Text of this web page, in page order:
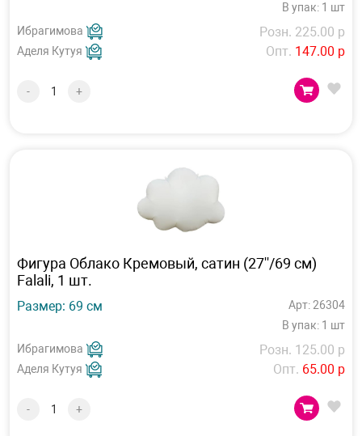
В упак: 1 шт
Ибрагимова
Аделя Кутуя
Розн. 225.00 р
Опт. 147.00 р
- +
Фигура Облако Кремовый, сатин (27''/69 см)
Falali, 1 шт.
Размер: 69 см
Арт: 26304
В упак: 1 шт
Ибрагимова
Аделя Кутуя
Розн. 125.00 р
Опт. 65.00 р
- +